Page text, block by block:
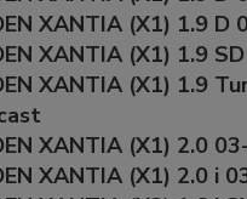
XANTIA (X1) 1.9
XANTIA (X1) 1.9
XANTIA (X1) 1.9
XANTIA (X1) 2.0
XANTIA (X1) 2.0 i